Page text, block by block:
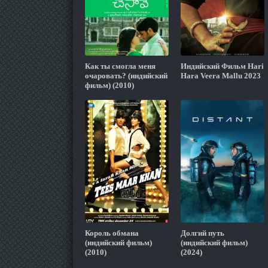
Как ты смогла меня
очаровать? (индийский
фильм) (2010)
Индийский Фильм Hari
Hara Veera Mallu 2023
Король обмана
(индийский фильм)
(2010)
Долгий путь
(индийский фильм)
(2024)